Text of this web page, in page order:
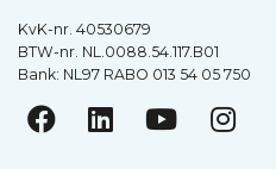
KvK-nr. 40530679
BTW-nr. NL.0088.54.117.B01
Bank: NL97 RABO 013 54 05 750